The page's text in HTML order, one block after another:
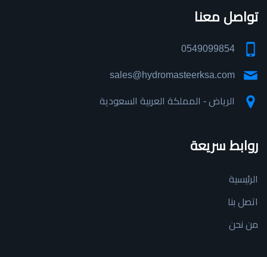
تواصل معنا
الرياض - المملكة العربية السعودية
روابط سريعة
الرئيسية
اتصل بنا
من نحن